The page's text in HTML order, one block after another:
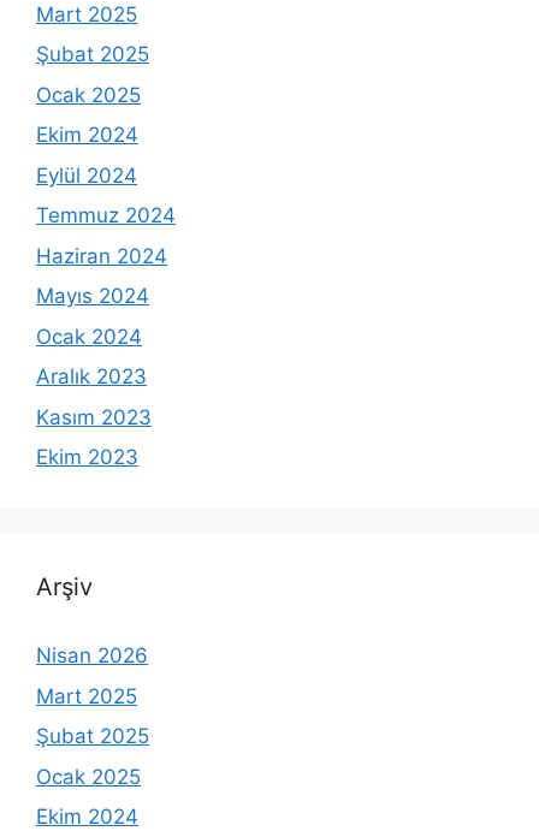
Mart 2025
Şubat 2025
Ocak 2025
Ekim 2024
Eylül 2024
Temmuz 2024
Haziran 2024
Mayıs 2024
Ocak 2024
Aralık 2023
Kasım 2023
Ekim 2023
Arşiv
Nisan 2026
Mart 2025
Şubat 2025
Ocak 2025
Ekim 2024